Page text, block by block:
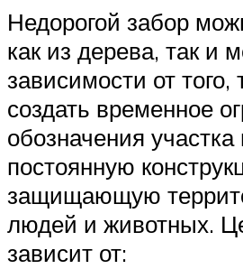
Недорогой забор
как из дерева, так и
зависимости от того,
создать временное
обозначения участка
постоянную
защищающую
людей и животных.
зависит от: